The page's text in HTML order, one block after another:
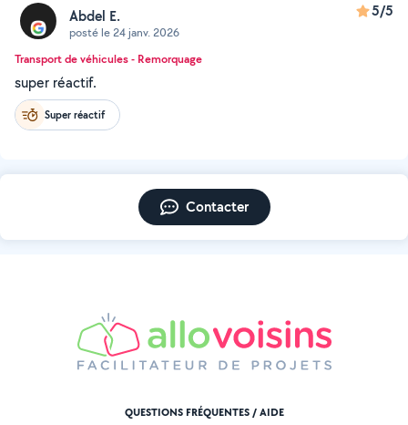
Abdel E.
posté le 24 janv. 2026
5/5
Transport de véhicules - Remorquage
super réactif.
Super réactif
Contacter
QUESTIONS FRÉQUENTES / AIDE